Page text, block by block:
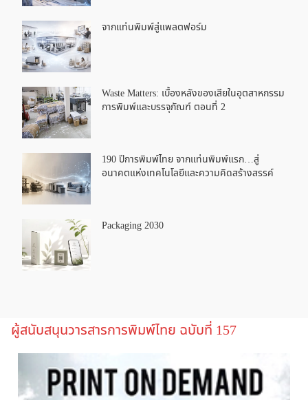
จากแท่นพิมพ์สู่แพลตฟอร์ม
Waste Matters: เบื้องหลังของเสียในอุตสาหกรรม
การพิมพ์และบรรจุภัณฑ์ ตอนที่ 2
190 ปีการพิมพ์ไทย จากแท่นพิมพ์แรก…สู่
อนาคตแห่งเทคโนโลยีและความคิดสร้างสรรค์
Packaging 2030
ผู้สนับสนุนวารสารการพิมพ์ไทย ฉบับที่ 157